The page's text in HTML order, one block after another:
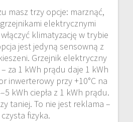
masz trzy opcje: marznąć,
elektrycznymi
klimatyzację w trybie
jest jedyną sensowną z
Grzejnik elektryczny
za 1 kWh prądu daje 1 kWh
inwerterowy przy +10°C na
kWh ciepła z 1 kWh prądu.
taniej. To nie jest reklama –
fizyka.